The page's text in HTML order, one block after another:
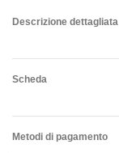
Descrizione dettagliata
Scheda
Metodi di pagamento